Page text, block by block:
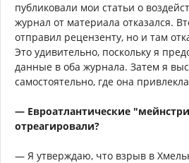
публиковали мои статьи о
журнал от материала отказался.
отправил рецензенту, но и там
Это удивительно, поскольку я
данные в оба журнала. Затем я
самостоятельно, где она
— Евроатлантические
отреагировали?
— Я утверждаю, что взрыв в